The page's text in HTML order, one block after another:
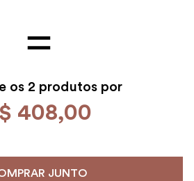
os 2 produtos por
408,00
JUNTO